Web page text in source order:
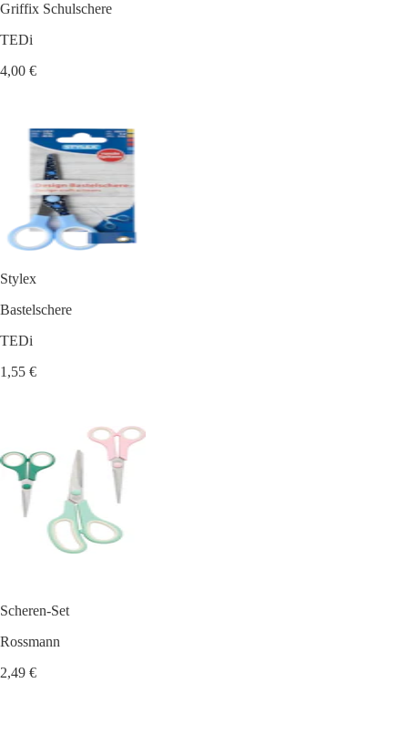
Griffix Schulschere
TEDi
4,00 €
Stylex
Bastelschere
TEDi
1,55 €
Scheren-Set
Rossmann
2,49 €